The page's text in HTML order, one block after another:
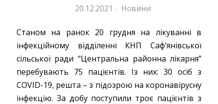
20.12.2021 · Новини
Станом на ранок 20 грудня на лікуванні в
інфекційному відділенні КНП Саф’янівської
сільської ради “Центральна районна лікарня”
перебувають 75 пацієнтів. Із них: 30 осіб з
COVID-19, решта – з підозрою на коронавірусну
інфекцію. За добу поступили троє пацієнтів з